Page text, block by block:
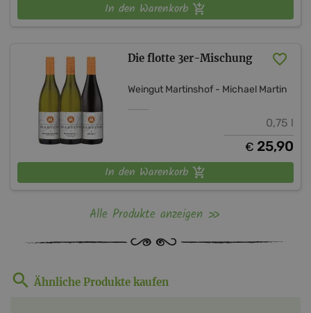
In den Warenkorb
Die flotte 3er-Mischung
Weingut Martinshof - Michael Martin
0,75 l
€ 25,90
In den Warenkorb
Alle Produkte anzeigen
Ähnliche Produkte kaufen